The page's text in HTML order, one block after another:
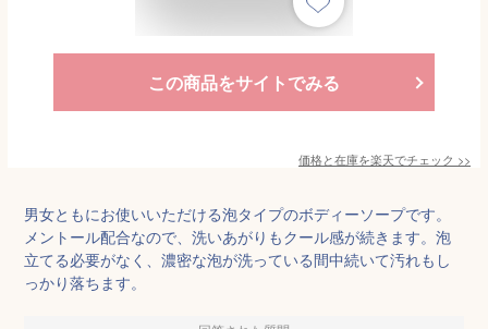
この商品をサイトでみる
価格と在庫を楽天でチェック >>
男女ともにお使いいただける泡タイプのボディーソープです。
メントール配合なので、洗いあがりもクール感が続きます。泡
立てる必要がなく、濃密な泡が洗っている間中続いて汚れもし
っかり落ちます。